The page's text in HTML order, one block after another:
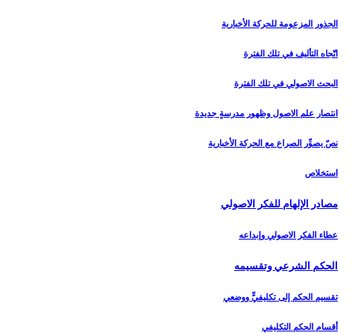
الجذور المزعومة للحركة الأخبارية
اتّجاه التأليف في تلك الفترة
البحث الاصولي في تلك الفترة
انتصار علم الاصول وظهور مدرسةٍ جديدة
نصّ يصوِّر الصراع مع الحركة الأخبارية
استخلاص
مصادر الإلهام للفكر الاصولي‏
عطاء الفكر الاصولي وإبداعه
الحكم الشرعي وتقسيمه‏
تقسيم الحكم إلى تكليفيٍّ ووضعي
أقسام الحكم التكليفي